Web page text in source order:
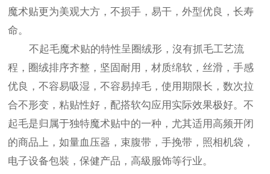
魔术贴更为美观大方，不损手，易干，外型优良，长寿
命。
不起毛魔术贴的特性呈圈绒形，沒有抓毛工艺流
程，圈绒排序齐整，坚固耐用，材质绵软，丝滑，手感
优良，不容易吸湿，不容易掉毛，使用期限长，数次拉
合不形变，粘贴性好，配搭软勾应用实际效果极好。不
起毛是归属于独特魔术贴中的一种，尤其适用高频开闭
的商品上，如量血压器，束腹带，手挽带，照相机袋，
电子设备包裝，保健产品，高級服饰等行业。